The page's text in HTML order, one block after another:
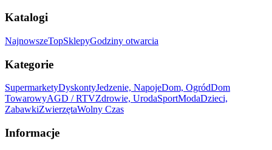
Katalogi
NajnowszeTopSklepyGodziny otwarcia
Kategorie
SupermarketyDyskontyJedzenie, NapojeDom, OgródDom
TowarowyAGD / RTVZdrowie, UrodaSportModaDzieci,
ZabawkiZwierzętaWolny Czas
Informacje